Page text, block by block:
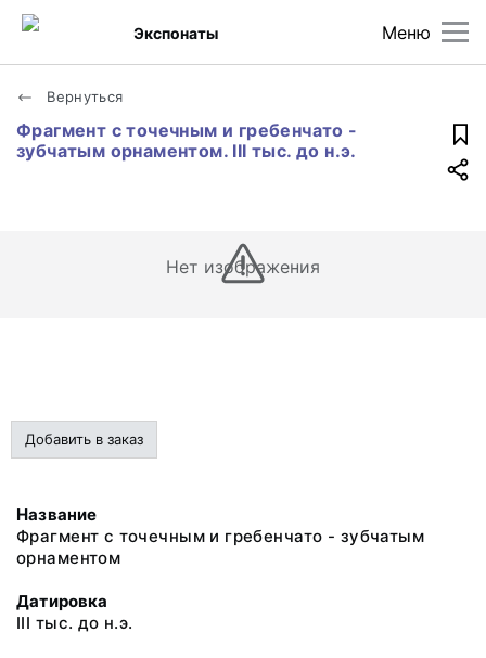
Меню
Экспонаты
Вернуться
Фрагмент с точечным и гребенчато -
зубчатым орнаментом. III тыс. до н.э.
Нет изображения
Добавить в заказ
Название
Фрагмент с точечным и гребенчато - зубчатым
орнаментом
Датировка
III тыс. до н.э.